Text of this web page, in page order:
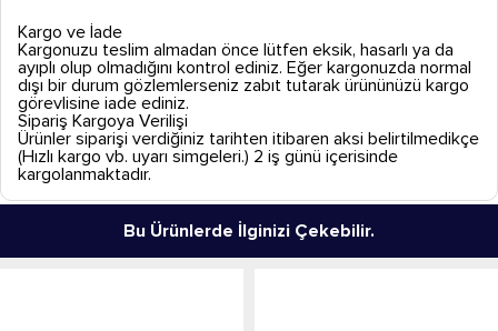
Kargo ve İade
Kargonuzu teslim almadan önce lütfen eksik, hasarlı ya da
ayıplı olup olmadığını kontrol ediniz. Eğer kargonuzda normal
dışı bir durum gözlemlerseniz zabıt tutarak ürününüzü kargo
görevlisine iade ediniz.
Sipariş Kargoya Verilişi
Ürünler siparişi verdiğiniz tarihten itibaren aksi belirtilmedikçe
(Hızlı kargo vb. uyarı simgeleri.) 2 iş günü içerisinde
kargolanmaktadır.
Bu Ürünlerde İlginizi Çekebilir.